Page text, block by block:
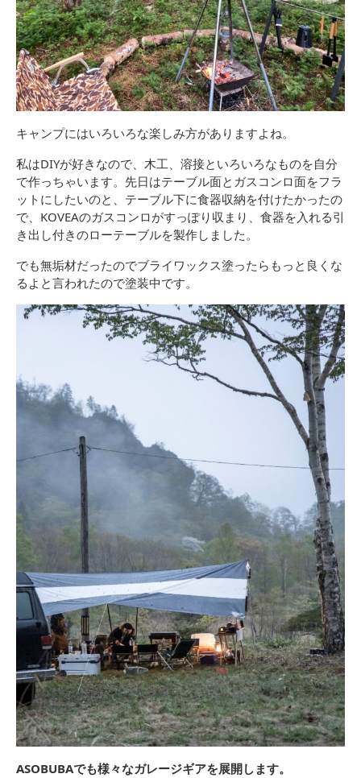
キャンプにはいろいろな楽しみ方がありますよね。
私はDIYが好きなので、木工、溶接といろいろなものを自分
で作っちゃいます。先日はテーブル面とガスコンロ面をフラ
ットにしたいのと、テーブル下に食器収納を付けたかったの
で、KOVEAのガスコンロがすっぽり収まり、食器を入れる引
き出し付きのローテーブルを製作しました。
でも無垢材だったのでブライワックス塗ったらもっと良くな
るよと言われたので塗装中です。
ASOBUBAでも様々なガレージギアを展開します。